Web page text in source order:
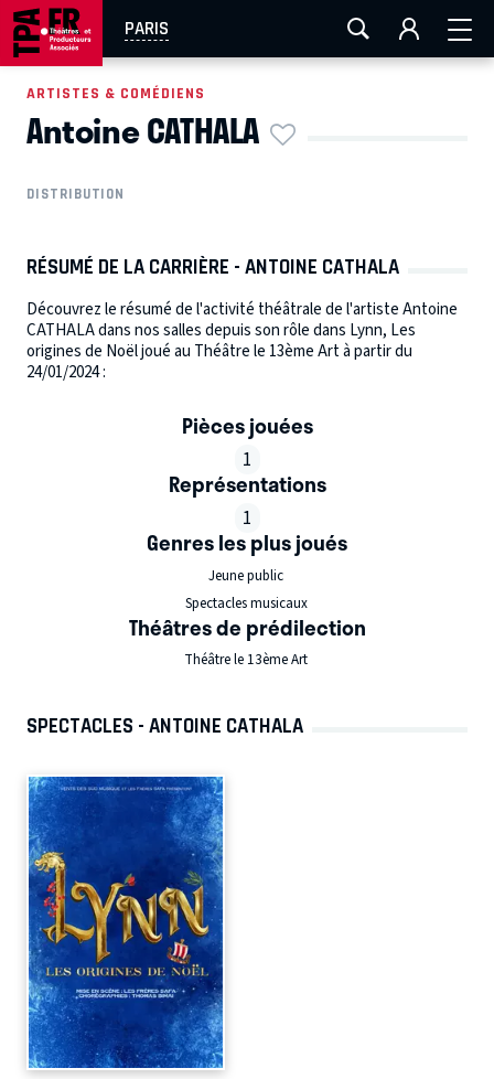
PARIS
AIX-MARSEILLE LA ROCHELLE
EN TOURNÉE
ARTISTES & COMÉDIENS
Antoine CATHALA
DISTRIBUTION
RÉSUMÉ DE LA CARRIÈRE - ANTOINE CATHALA
Découvrez le résumé de l'activité théâtrale de l'artiste Antoine
CATHALA dans nos salles depuis son rôle dans Lynn, Les
origines de Noël joué au Théâtre le 13ème Art à partir du
24/01/2024 :
Pièces jouées
1
Représentations
1
Genres les plus joués
Jeune public
Spectacles musicaux
Théâtres de prédilection
Théâtre le 13ème Art
SPECTACLES - ANTOINE CATHALA